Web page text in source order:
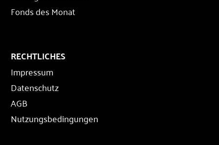
Fonds des Monat
RECHTLICHES
Impressum
Datenschutz
AGB
Nutzungsbedingungen